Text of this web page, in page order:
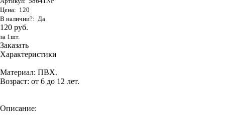
Цена: 120
В наличии?: Да
120 руб.
за 1шт.
Заказать
Характеристики
Материал: ПВХ.
Возраст: от 6 до 12 лет.
Описание: